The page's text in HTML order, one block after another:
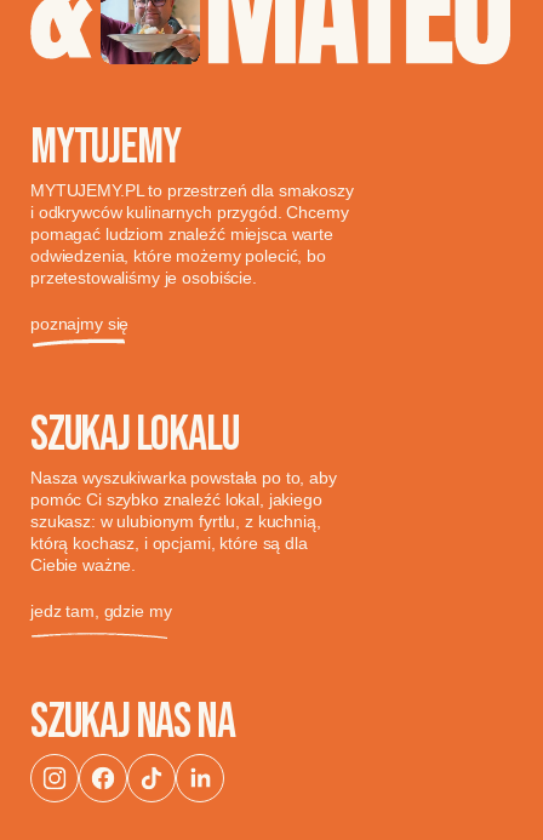
MYTUJEMY
MYTUJEMY.PL to przestrzeń dla smakoszy
i odkrywców kulinarnych przygód. Chcemy
pomagać ludziom znaleźć miejsca warte
odwiedzenia, które możemy polecić, bo
przetestowaliśmy je osobiście.
poznajmy się
SZUKAJ LOKALU
Nasza wyszukiwarka powstała po to, aby
pomóc Ci szybko znaleźć lokal, jakiego
szukasz: w ulubionym fyrtlu, z kuchnią,
którą kochasz, i opcjami, które są dla
Ciebie ważne.
jedz tam, gdzie my
SZUKAJ NAS NA